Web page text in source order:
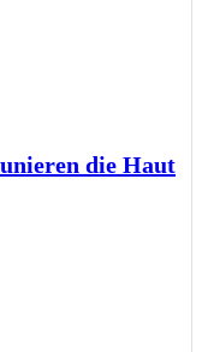
die Haut